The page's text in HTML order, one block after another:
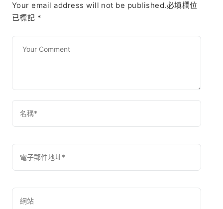
Your email address will not be published.必填欄位
已標記 *